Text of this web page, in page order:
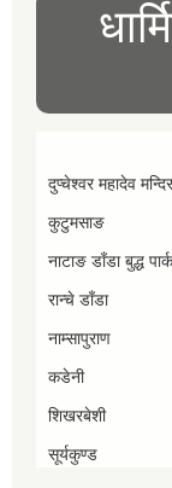
दुप्चेश्वर महादेव मन्दिर
कुटुमसाङ
नाटाङ डाँडा बुद्ध पार्क
रान्चे डाँडा
नाम्सापुराण
कडेनी
शिखरबेशी
सूर्यकुण्ड